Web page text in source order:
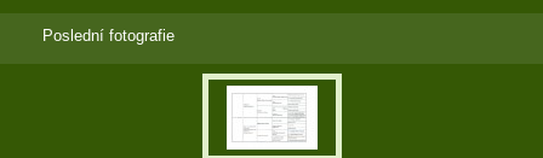
Poslední fotografie